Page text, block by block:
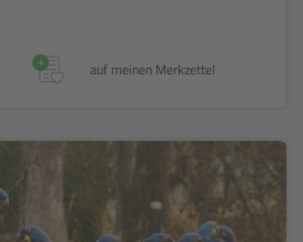
auf meinen Merkzettel
+